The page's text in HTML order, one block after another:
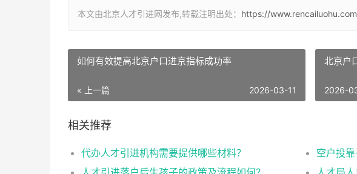
本文由北京人才引进网发布,转载注明出处： https://
如何有效提高北京户口进京指标成功率
« 上一篇 2026-03-11
北京户
2026-
相关推荐
代办人才引进机构需要提供哪些材料？
空户投